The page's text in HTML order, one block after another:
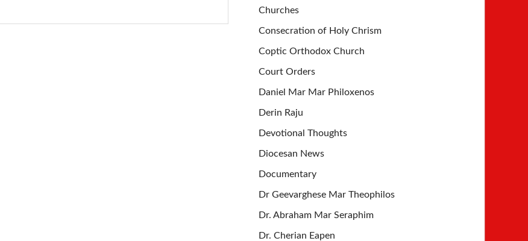
Churches
Consecration of Holy Chrism
Coptic Orthodox Church
Court Orders
Daniel Mar Mar Philoxenos
Derin Raju
Devotional Thoughts
Diocesan News
Documentary
Dr Geevarghese Mar Theophilos
Dr. Abraham Mar Seraphim
Dr. Cherian Eapen